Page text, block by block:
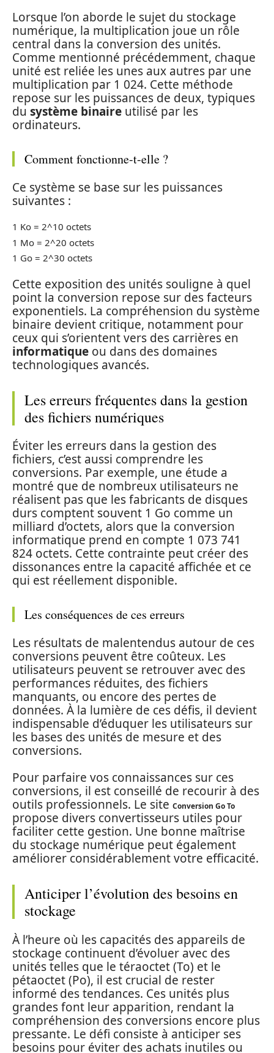
Lorsque l’on aborde le sujet du stockage
numérique, la multiplication joue un rôle
central dans la conversion des unités.
Comme mentionné précédemment, chaque
unité est reliée les unes aux autres par une
multiplication par 1 024. Cette méthode
repose sur les puissances de deux, typiques
du système binaire utilisé par les
ordinateurs.
Comment fonctionne-t-elle ?
Ce système se base sur les puissances
suivantes :
1 Ko = 2^10 octets
1 Mo = 2^20 octets
1 Go = 2^30 octets
Cette exposition des unités souligne à quel
point la conversion repose sur des facteurs
exponentiels. La compréhension du système
binaire devient critique, notamment pour
ceux qui s’orientent vers des carrières en
informatique ou dans des domaines
technologiques avancés.
Les erreurs fréquentes dans la gestion
des fichiers numériques
Éviter les erreurs dans la gestion des
fichiers, c’est aussi comprendre les
conversions. Par exemple, une étude a
montré que de nombreux utilisateurs ne
réalisent pas que les fabricants de disques
durs comptent souvent 1 Go comme un
milliard d’octets, alors que la conversion
informatique prend en compte 1 073 741
824 octets. Cette contrainte peut créer des
dissonances entre la capacité affichée et ce
qui est réellement disponible.
Les conséquences de ces erreurs
Les résultats de malentendus autour de ces
conversions peuvent être coûteux. Les
utilisateurs peuvent se retrouver avec des
performances réduites, des fichiers
manquants, ou encore des pertes de
données. À la lumière de ces défis, il devient
indispensable d’éduquer les utilisateurs sur
les bases des unités de mesure et des
conversions.
Pour parfaire vos connaissances sur ces
conversions, il est conseillé de recourir à des
outils professionnels. Le site Conversion Go To
propose divers convertisseurs utiles pour
faciliter cette gestion. Une bonne maîtrise
du stockage numérique peut également
améliorer considérablement votre efficacité.
Anticiper l’évolution des besoins en
stockage
À l’heure où les capacités des appareils de
stockage continuent d’évoluer avec des
unités telles que le téraoctet (To) et le
pétaoctet (Po), il est crucial de rester
informé des tendances. Ces unités plus
grandes font leur apparition, rendant la
compréhension des conversions encore plus
pressante. Le défi consiste à anticiper ses
besoins pour éviter des achats inutiles ou